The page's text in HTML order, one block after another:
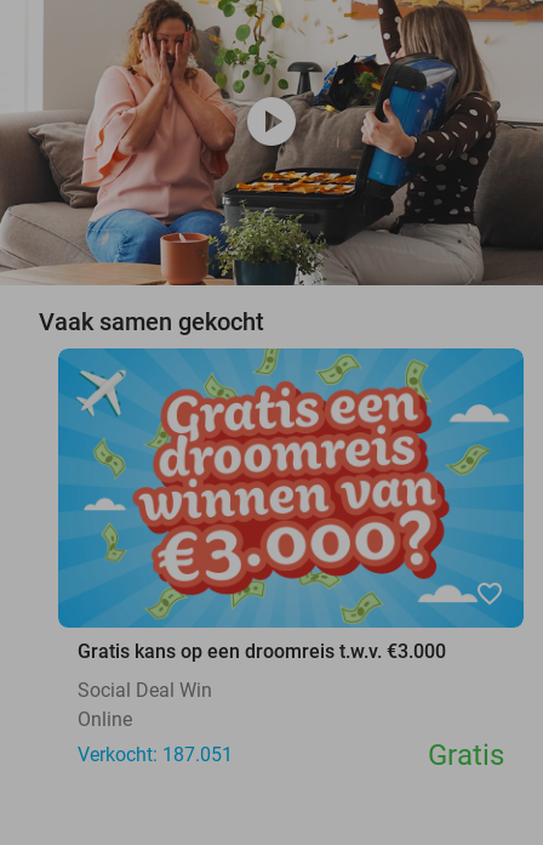
play_circle
Vaak samen gekocht
favorite_border
Gratis kans op een droomreis t.w.v. €3.000
Social Deal Win
Online
Verkocht: 187.051
Gratis